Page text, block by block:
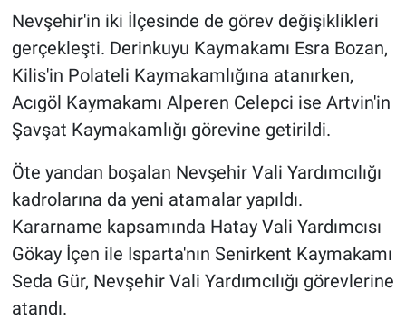
Nevşehir'in iki İlçesinde de görev değişiklikleri
gerçekleşti. Derinkuyu Kaymakamı Esra Bozan,
Kilis'in Polateli Kaymakamlığına atanırken,
Acıgöl Kaymakamı Alperen Celepci ise Artvin'in
Şavşat Kaymakamlığı görevine getirildi.
Öte yandan boşalan Nevşehir Vali Yardımcılığı
kadrolarına da yeni atamalar yapıldı.
Kararname kapsamında Hatay Vali Yardımcısı
Gökay İçen ile Isparta'nın Senirkent Kaymakamı
Seda Gür, Nevşehir Vali Yardımcılığı görevlerine
atandı.
Kültür - Sanat
Politika
Magazin
Haberde İnsan